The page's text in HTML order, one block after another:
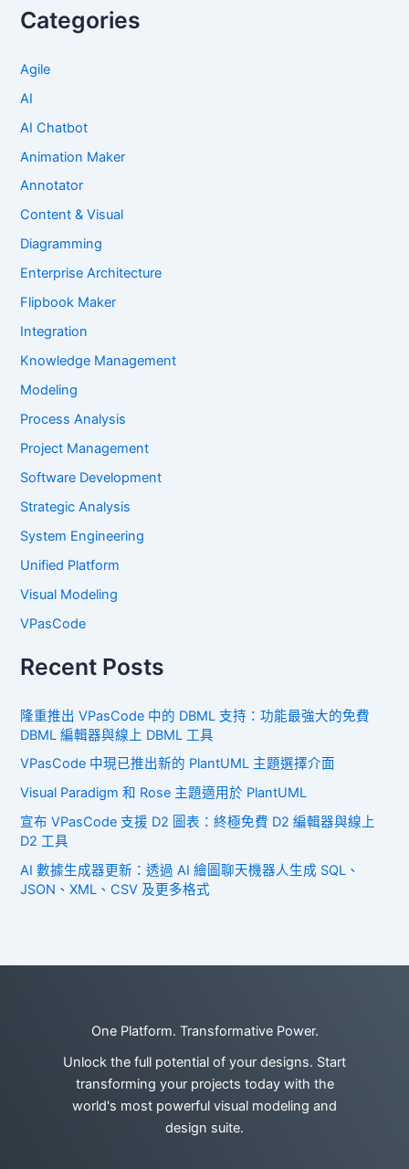
Categories
Agile
AI
AI Chatbot
Animation Maker
Annotator
Content & Visual
Diagramming
Enterprise Architecture
Flipbook Maker
Integration
Knowledge Management
Modeling
Process Analysis
Project Management
Software Development
Strategic Analysis
System Engineering
Unified Platform
Visual Modeling
VPasCode
Recent Posts
隆重推出 VPasCode 中的 DBML 支持：功能最強大的免費
DBML 編輯器與線上 DBML 工具
VPasCode 中現已推出新的 PlantUML 主題選擇介面
Visual Paradigm 和 Rose 主題適用於 PlantUML
宣布 VPasCode 支援 D2 圖表：終極免費 D2 編輯器與線上
D2 工具
AI 數據生成器更新：透過 AI 繪圖聊天機器人生成 SQL、
JSON、XML、CSV 及更多格式
One Platform. Transformative Power.
Unlock the full potential of your designs. Start
transforming your projects today with the
world's most powerful visual modeling and
design suite.